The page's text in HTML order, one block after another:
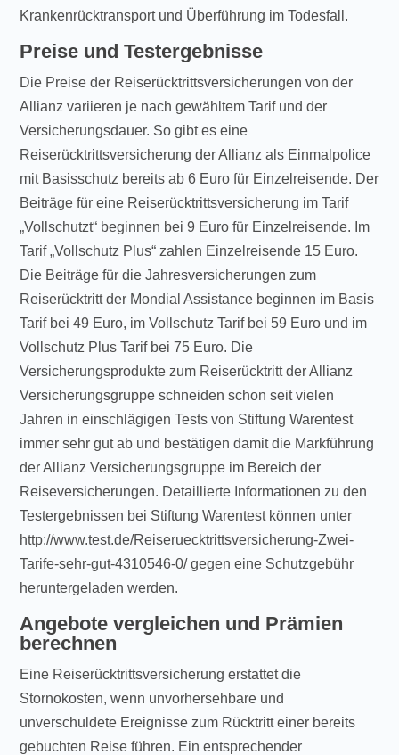
Krankenrücktransport und Überführung im Todesfall.
Preise und Testergebnisse
Die Preise der Reiserücktrittsversicherungen von der
Allianz variieren je nach gewähltem Tarif und der
Versicherungsdauer. So gibt es eine
Reiserücktrittsversicherung der Allianz als Einmalpolice
mit Basisschutz bereits ab 6 Euro für Einzelreisende. Der
Beiträge für eine Reiserücktrittsversicherung im Tarif
„Vollschutzt“ beginnen bei 9 Euro für Einzelreisende. Im
Tarif „Vollschutz Plus“ zahlen Einzelreisende 15 Euro.
Die Beiträge für die Jahresversicherungen zum
Reiserücktritt der Mondial Assistance beginnen im Basis
Tarif bei 49 Euro, im Vollschutz Tarif bei 59 Euro und im
Vollschutz Plus Tarif bei 75 Euro. Die
Versicherungsprodukte zum Reiserücktritt der Allianz
Versicherungsgruppe schneiden schon seit vielen
Jahren in einschlägigen Tests von Stiftung Warentest
immer sehr gut ab und bestätigen damit die Markführung
der Allianz Versicherungsgruppe im Bereich der
Reiseversicherungen. Detaillierte Informationen zu den
Testergebnissen bei Stiftung Warentest können unter
http://www.test.de/Reiseruecktrittsversicherung-Zwei-
Tarife-sehr-gut-4310546-0/ gegen eine Schutzgebühr
heruntergeladen werden.
Angebote vergleichen und Prämien
berechnen
Eine Reiserücktrittsversicherung erstattet die
Stornokosten, wenn unvorhersehbare und
unverschuldete Ereignisse zum Rücktritt einer bereits
gebuchten Reise führen. Ein entsprechender